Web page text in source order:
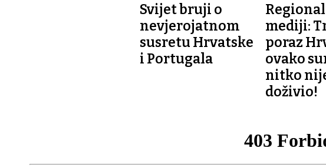
Svijet bruji o
nevjerojatnom
susretu Hrvatske
i Portugala
mediji:
poraz
ovako
nitko
doživio!